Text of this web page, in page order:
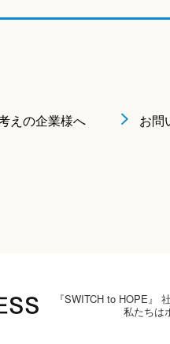
えの企業様へ お問
『SWITCH to HOPE』
私たちは